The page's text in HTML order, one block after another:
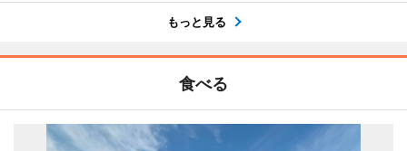
もっと見る
食べる